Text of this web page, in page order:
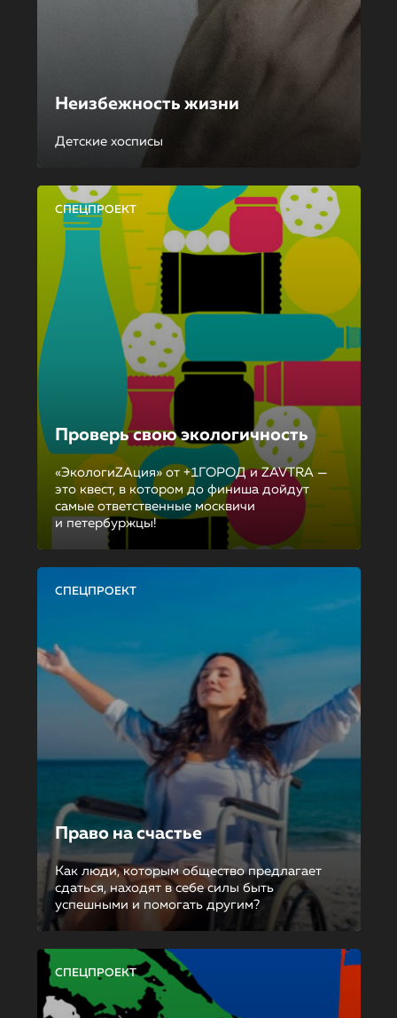
Неизбежность жизни
Детские хосписы
СПЕЦПРОЕКТ
Проверь свою экологичность
«ЭкологиZAция» от +1ГОРОД и ZAVTRA —
это квест, в котором до финиша дойдут
самые ответственные москвичи
и петербуржцы!
СПЕЦПРОЕКТ
Право на счастье
Как люди, которым общество предлагает
сдаться, находят в себе силы быть
успешными и помогать другим?
СПЕЦПРОЕКТ